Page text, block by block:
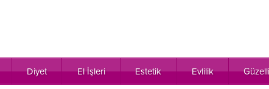
Diyet El İşleri Estetik Evlilik